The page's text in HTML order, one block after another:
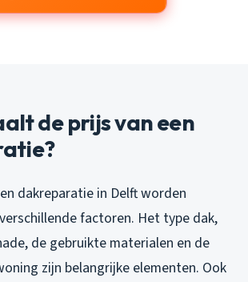
de prijs van een
dakreparatie in Delft worden
factoren. Het type dak,
de gebruikte materialen en de
zijn belangrijke elementen. Ook